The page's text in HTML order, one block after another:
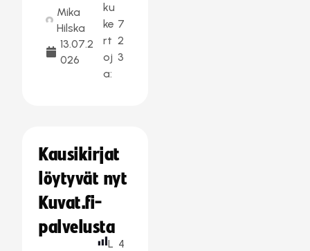
Mika
Hilska
13.07.2
026
ku
ke
rt
oj
a:
7
2
3
Kausikirjat
löytyvät nyt
Kuvat.fi-
palvelusta
L 4